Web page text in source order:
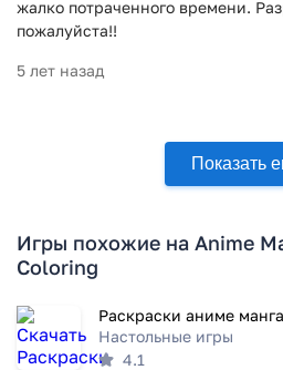
жалко потраченного времени.
пожалуйста!!
5 лет назад
Показать
Игры похожие на Anime
Coloring
Настольные игры
4.1